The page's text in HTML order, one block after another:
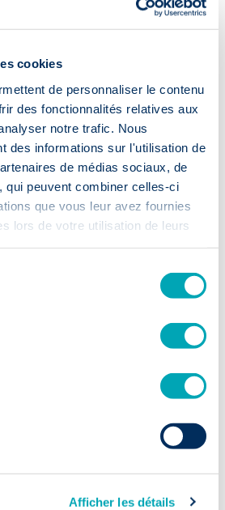
cookies
de personnaliser le contenu
des fonctionnalités relatives aux
notre trafic. Nous
des informations sur l'utilisation de
de médias sociaux, de
qui peuvent combiner celles-ci
que vous leur avez fournies
lors de votre utilisation de leurs
Afficher les détails
Versnelde
werving
2 weken
14 dagen: uw werving
is na 1 jaar nog
basis voor uw team.